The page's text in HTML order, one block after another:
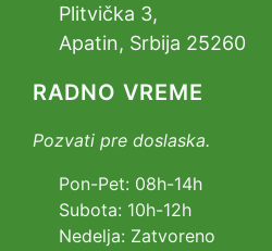
Plitvička 3,
Apatin, Srbija 25260
RADNO VREME
Pozvati pre doslaska.
Pon-Pet: 08h-14h
Subota: 10h-12h
Nedelja: Zatvoreno